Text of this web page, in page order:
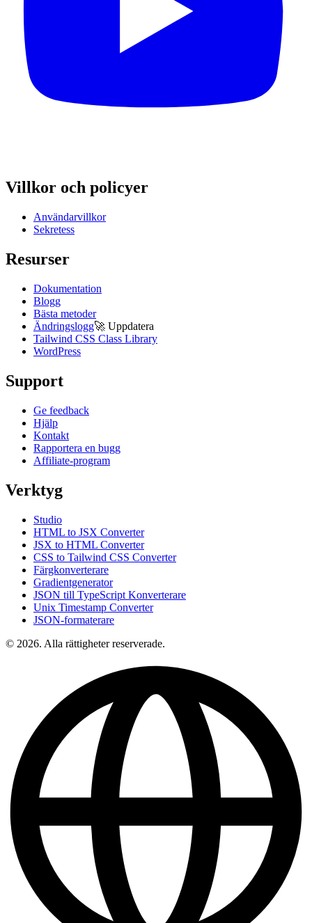
Villkor och policyer
Användarvillkor
Sekretess
Resurser
Dokumentation
Blogg
Bästa metoder
Ändringslogg🚀 Uppdatera
Tailwind CSS Class Library
WordPress
Support
Ge feedback
Hjälp
Kontakt
Rapportera en bugg
Affiliate-program
Verktyg
Studio
HTML to JSX Converter
JSX to HTML Converter
CSS to Tailwind CSS Converter
Färgkonverterare
Gradientgenerator
JSON till TypeScript Konverterare
Unix Timestamp Converter
JSON-formaterare
© 2026. Alla rättigheter reserverade.